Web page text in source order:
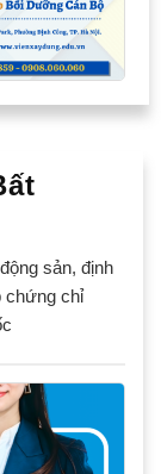
sản, định
chứng chỉ